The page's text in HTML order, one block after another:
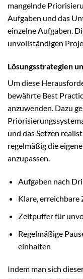
mangelnde
Aufgaben und das
einzelne Aufgaben.
unvollständigen
Lösungsstrategien
Um diese
bewährte Best
anzuwenden. Dazu
und das Setzen
regelmäßig die
anzupassen.
Aufgaben nach
Klare, erreichbare
Zeitpuffer für
Regelmäßige
einhalten
Indem man sich